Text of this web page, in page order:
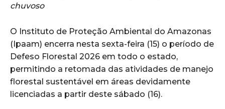
chuvoso
O Instituto de Proteção Ambiental do Amazonas
(Ipaam) encerra nesta sexta-feira (15) o período de
Defeso Florestal 2026 em todo o estado,
permitindo a retomada das atividades de manejo
florestal sustentável em áreas devidamente
licenciadas a partir deste sábado (16).